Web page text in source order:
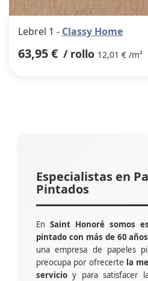
Lebrel 1 - Classy Home
63,95 € / rollo 12,01 € /m²
Especialistas en
Pintados
En Saint Honoré somos
pintado con más de 60 años
una empresa de papeles
preocupa por ofrecerte la
servicio y para satisfacer